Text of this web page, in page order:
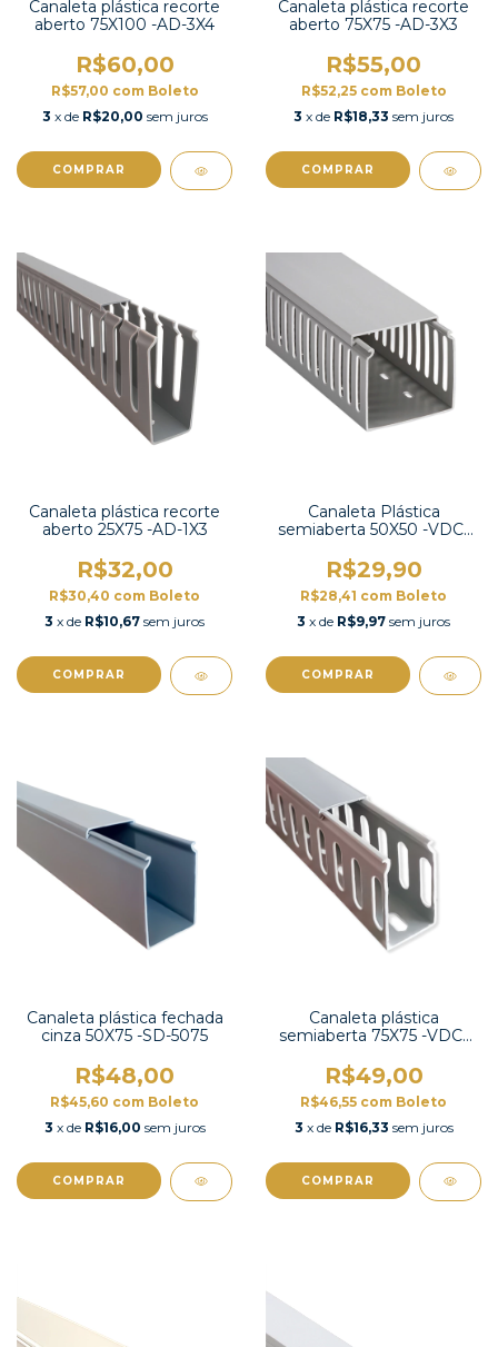
Canaleta plástica recorte
aberto 75X100 -AD-3X4
R$60,00
R$57,00 com Boleto
3 x de R$20,00 sem juros
COMPRAR
Canaleta plástica recorte
aberto 75X75 -AD-3X3
R$55,00
R$52,25 com Boleto
3 x de R$18,33 sem juros
COMPRAR
Canaleta plástica recorte
aberto 25X75 -AD-1X3
R$32,00
R$30,40 com Boleto
3 x de R$10,67 sem juros
COMPRAR
Canaleta Plástica
semiaberta 50X50 -VDC-
R$29,90
R$28,41 com Boleto
3 x de R$9,97 sem juros
COMPRAR
Canaleta plástica fechada
cinza 50X75 -SD-5075
R$48,00
R$45,60 com Boleto
3 x de R$16,00 sem juros
COMPRAR
Canaleta plástica
semiaberta 75X75 -VDC-
R$49,00
R$46,55 com Boleto
3 x de R$16,33 sem juros
COMPRAR